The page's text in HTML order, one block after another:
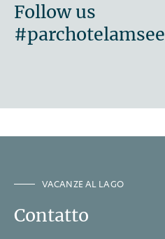
Follow us
#parchotelamsee
VACANZE AL LAGO
Contatto